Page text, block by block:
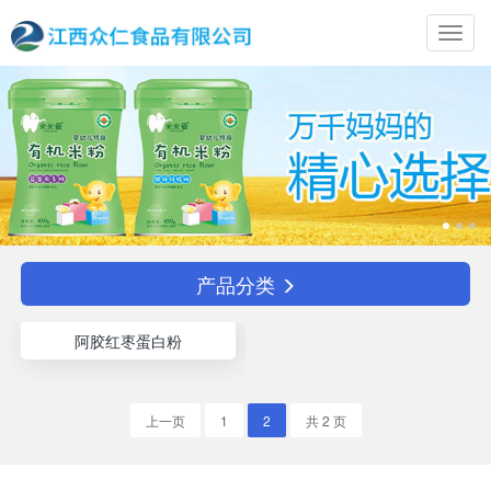
产品分类
阿胶红枣蛋白粉
上一页 1 2 共 2 页